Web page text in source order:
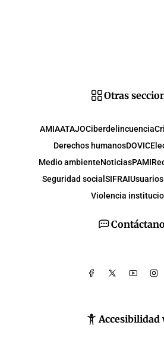
Accesibilidad
Otras
AMIAATAJOCiberdelincuencia
Derechos humanosDOVIC
Medio ambienteNoticiasPAMI
Seguridad social SIFRAI
Violencia